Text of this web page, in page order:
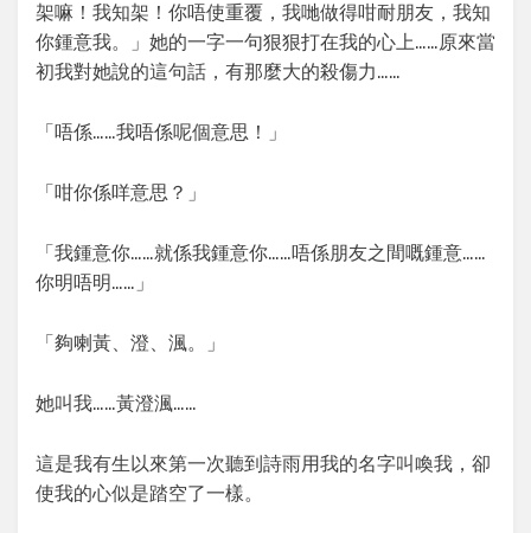
架嘛！我知架！你唔使重覆，我哋做得咁耐朋友，我知
你鍾意我。」她的一字一句狠狠打在我的心上……原來當
初我對她說的這句話，有那麼大的殺傷力……
「唔係……我唔係呢個意思！」
「咁你係咩意思？」
「我鍾意你……就係我鍾意你……唔係朋友之間嘅鍾意……
你明唔明……」
「夠喇黃、澄、渢。」
她叫我……黃澄渢……
這是我有生以來第一次聽到詩雨用我的名字叫喚我，卻
使我的心似是踏空了一樣。